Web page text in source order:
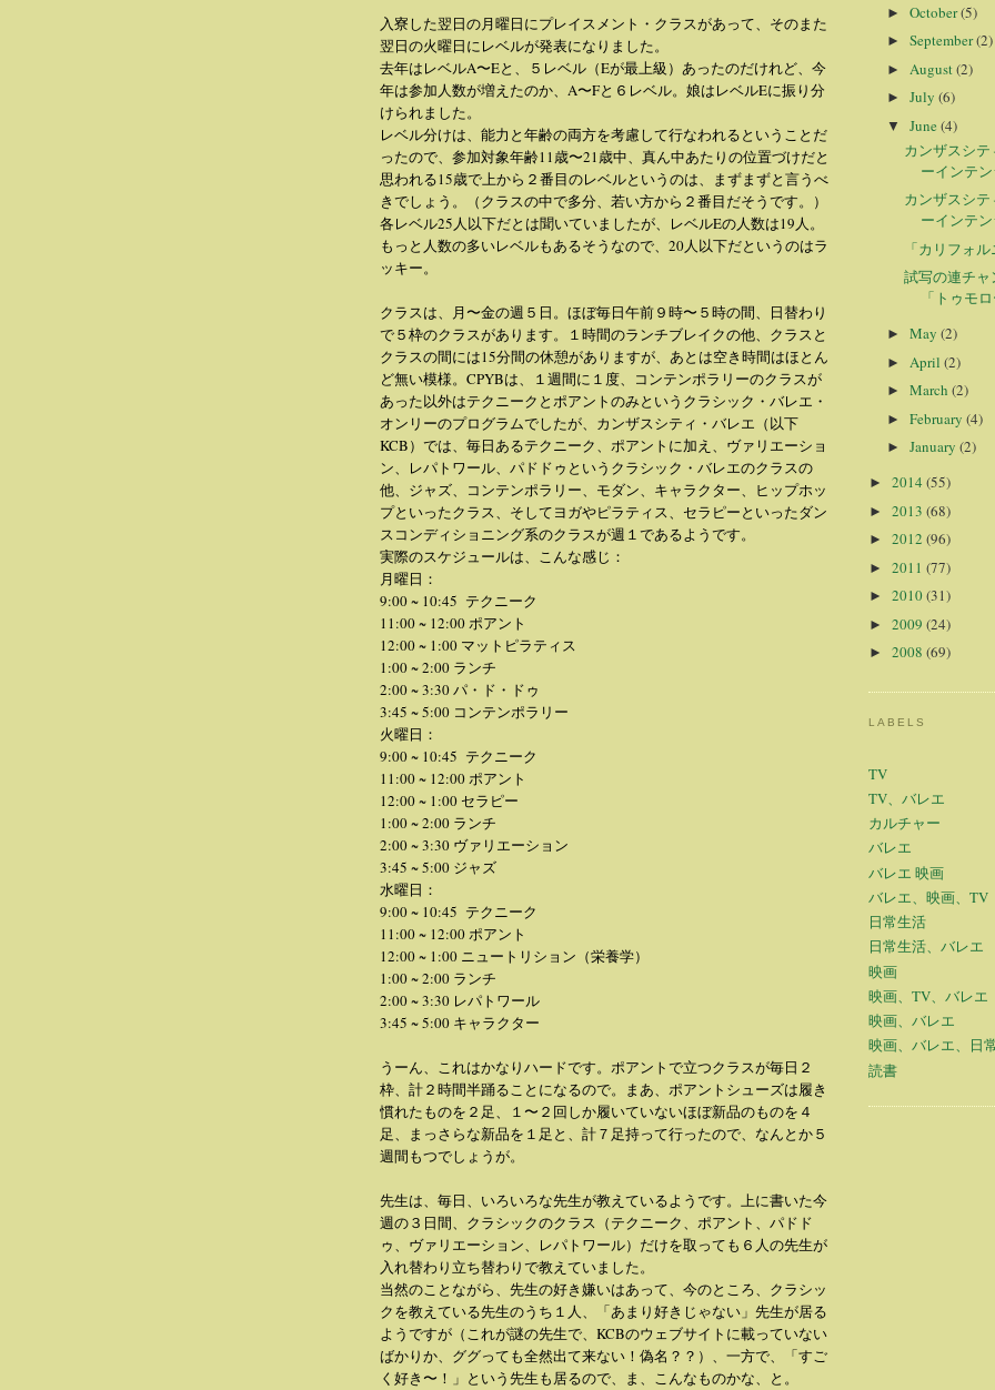
入寮した翌日の月曜日にプレイスメント・クラスがあって、そのまた
翌日の火曜日にレベルが発表になりました。
去年はレベルA〜Eと、５レベル（Eが最上級）あったのだけれど、今
年は参加人数が増えたのか、A〜Fと６レベル。娘はレベルEに振り分
けられました。
レベル分けは、能力と年齢の両方を考慮して行なわれるということだ
ったので、参加対象年齢11歳〜21歳中、真ん中あたりの位置づけだと
思われる15歳で上から２番目のレベルというのは、まずまずと言うべ
きでしょう。（クラスの中で多分、若い方から２番目だそうです。）
各レベル25人以下だとは聞いていましたが、レベルEの人数は19人。
もっと人数の多いレベルもあるそうなので、20人以下だというのはラ
ッキー。
クラスは、月〜金の週５日。ほぼ毎日午前９時〜５時の間、日替わり
で５枠のクラスがあります。１時間のランチブレイクの他、クラスと
クラスの間には15分間の休憩がありますが、あとは空き時間はほとん
ど無い模様。CPYBは、１週間に１度、コンテンポラリーのクラスが
あった以外はテクニークとポアントのみというクラシック・バレエ・
オンリーのプログラムでしたが、カンザスシティ・バレエ（以下
KCB）では、毎日あるテクニーク、ポアントに加え、ヴァリエーショ
ン、レパトワール、パドドゥというクラシック・バレエのクラスの
他、ジャズ、コンテンポラリー、モダン、キャラクター、ヒップホッ
プといったクラス、そしてヨガやピラティス、セラピーといったダン
スコンディショニング系のクラスが週１であるようです。
実際のスケジュールは、こんな感じ：
月曜日：
9:00 ~ 10:45 テクニーク
11:00 ~ 12:00 ポアント
12:00 ~ 1:00 マットピラティス
1:00 ~ 2:00 ランチ
2:00 ~ 3:30 パ・ド・ドゥ
3:45 ~ 5:00 コンテンポラリー
火曜日：
9:00 ~ 10:45 テクニーク
11:00 ~ 12:00 ポアント
12:00 ~ 1:00 セラピー
1:00 ~ 2:00 ランチ
2:00 ~ 3:30 ヴァリエーション
3:45 ~ 5:00 ジャズ
水曜日：
9:00 ~ 10:45 テクニーク
11:00 ~ 12:00 ポアント
12:00 ~ 1:00 ニュートリション（栄養学）
1:00 ~ 2:00 ランチ
2:00 ~ 3:30 レパトワール
3:45 ~ 5:00 キャラクター
うーん、これはかなりハードです。ポアントで立つクラスが毎日２
枠、計２時間半踊ることになるので。まあ、ポアントシューズは履き
慣れたものを２足、１〜２回しか履いていないほぼ新品のものを４
足、まっさらな新品を１足と、計７足持って行ったので、なんとか５
週間もつでしょうが。
先生は、毎日、いろいろな先生が教えているようです。上に書いた今
週の３日間、クラシックのクラス（テクニーク、ポアント、パドド
ゥ、ヴァリエーション、レパトワール）だけを取っても６人の先生が
入れ替わり立ち替わりで教えていました。
当然のことながら、先生の好き嫌いはあって、今のところ、クラシッ
クを教えている先生のうち１人、「あまり好きじゃない」先生が居る
ようですが（これが謎の先生で、KCBのウェブサイトに載っていない
ばかりか、ググっても全然出て来ない！偽名？？）、一方で、「すご
く好き〜！」という先生も居るので、ま、こんなものかな、と。
► October(5)
► September(2)
► August(2)
► July (6)
▼ June(4)
カンザスシ
ーインテ
カンザスシ
ーインテ
「カリフォ
試写の連チ
「トゥモ
► May (2)
► April (2)
► March (2)
► February (4)
► January (2)
► 2014 (55)
► 2013 (68)
► 2012 (96)
► 2011 (77)
► 2010(31)
► 2009 (24)
► 2008 (69)
LABELS
TV
TV、バレエ
カルチャー
バレエ
バレエ 映画
バレエ、映画、TV
日常生活
日常生活、バレエ
映画
映画、TV、バレエ
映画、バレエ
映画、バレエ、日
読書